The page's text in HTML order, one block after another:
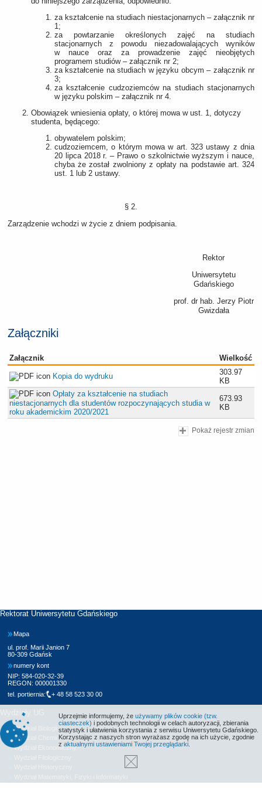
za kształcenie na studiach niestacjonarnych – załącznik nr
1;
za powtarzanie określonych zajęć na studiach
stacjonarnych z powodu niezadowalających wyników
w nauce oraz za prowadzenie zajęć nieobjętych
programem studiów – załącznik nr 2;
za kształcenie na studiach w języku obcym – załącznik nr
3;
za kształcenie cudzoziemców na studiach stacjonarnych
w języku polskim – załącznik nr 4.
Obowiązek wniesienia opłaty, o której mowa w ust. 1, dotyczy
studenta, będącego:
obywatelem polskim;
cudzoziemcem, o którym mowa w art. 323 ustawy z dnia
20 lipca 2018 r. – Prawo o szkolnictwie wyższym i nauce,
chyba że został zwolniony z opłaty na podstawie art. 324
ust. 1 lub 2 ustawy.
§ 2.
Zarządzenie wchodzi w życie z dniem podpisania.
Rektor
Uniwersytetu
Gdańskiego
prof. dr hab. Jerzy Piotr
Gwizdała
Załączniki
Załącznik Wielkość
Kopia do wydruku
303.97
KB
Opłaty za kształcenie na studiach
niestacjonarnych dla studentów rozpoczynających studia w
roku akademickim 2020/2021
673.93
KB
Pokaż rejestr zmian
Rektorat Uniwersytetu Gdańskiego
Mapa
ul. prof. Marii Janion 7
80-309 Gdańsk
numery kont
NIP: 584-020-32-39
REGON: 000001330
tel. portiernia:
+ 48 58 523 30 00
Wydziały UG
Wydział Biologii
Wydział Chemii
Wydział Ekonomiczny
Uprzejmie informujemy, że używamy plików cookie (tzw.
ciasteczek) i podobnych technologii w celach autoryzacji, zbierania
statystyk i ułatwienia korzystania z serwisu Uniwersytetu Gdańskiego.
Korzystając z naszych stron wyrażasz zgodę na ich użycie, zgodnie
z aktualnymi ustawieniami Twojej przeglądarki